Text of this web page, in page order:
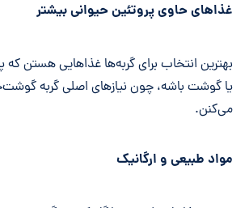
غذاهای حاوی پروتئین حیوانی بیشتر
بهترین انتخاب برای گربه‌ها غذاهایی هستن
یا گوشت باشه، چون نیازهای اصلی گربه
می‌کنن.
مواد طبیعی و ارگانیک